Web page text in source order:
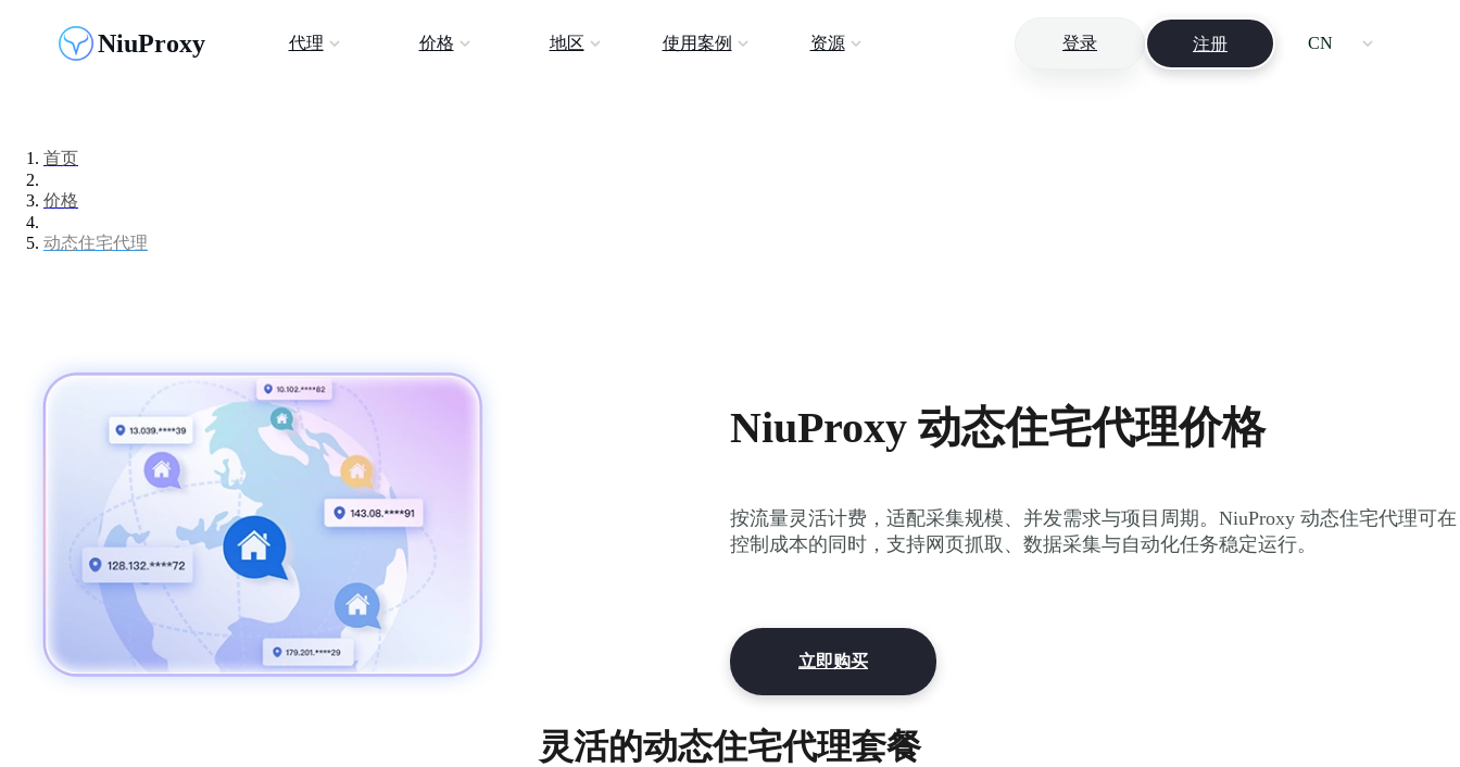
NiuProxy 代理 价格 地区 使用案例 资源 登录 注册 CN
首页
价格
动态住宅代理
NiuProxy 动态住宅代理价格
按流量灵活计费，适配采集规模、并发需求与项目周期。NiuProxy 动态住宅代理可在
控制成本的同时，支持网页抓取、数据采集与自动化任务稳定运行。
立即购买
灵活的动态住宅代理套餐